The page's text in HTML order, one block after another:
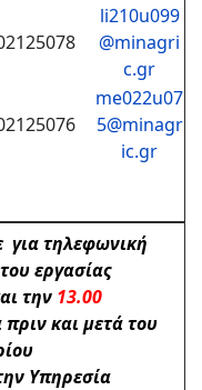
li210u099
@minagri
c.gr
me022u07
5@minagr
ic.gr
τηλεφωνική
εργασίας
την 13.00
και μετά του
Υπηρεσία